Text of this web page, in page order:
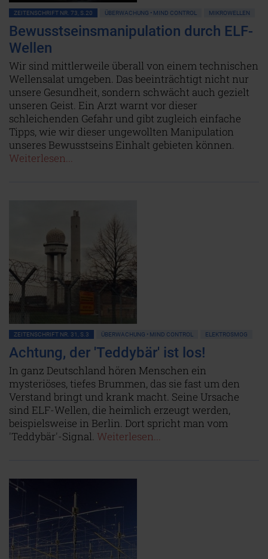
ZEITENSCHRIFT NR. 73, S.20 ÜBERWACHUNG • MIND CONTROL MIKROWELLEN
Bewusstseinsmanipulation durch ELF-
Wellen
Wir sind mittlerweile überall von einem technischen
Wellensalat umgeben. Das beeinträchtigt nicht nur
unsere Gesundheit, sondern schwächt auch gezielt
unseren Geist. Ein Arzt warnt vor dieser
schleichenden Gefahr und gibt zugleich einfache
Tipps, wie wir dieser ungewollten Manipulation
unseres Bewusstseins Einhalt gebieten können.
Weiterlesen...
ZEITENSCHRIFT NR. 31, S.3 ÜBERWACHUNG • MIND CONTROL ELEKTROSMOG
Achtung, der 'Teddybär' ist los!
In ganz Deutschland hören Menschen ein
mysteriöses, tiefes Brummen, das sie fast um den
Verstand bringt und krank macht. Seine Ursache
sind ELF-Wellen, die heimlich erzeugt werden,
beispielsweise in Berlin. Dort spricht man vom
'Teddybär'-Signal. Weiterlesen...